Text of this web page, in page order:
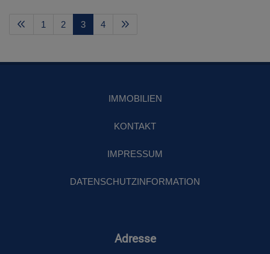
1 2 3 4
IMMOBILIEN
KONTAKT
IMPRESSUM
DATENSCHUTZINFORMATION
Adresse